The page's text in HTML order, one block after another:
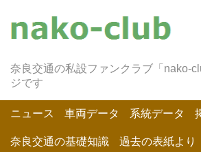
奈良交通の私設ファンクラブ「nako-
ジです
ニュース 車両データ 系統データ
奈良交通の基礎知識 過去の表紙より